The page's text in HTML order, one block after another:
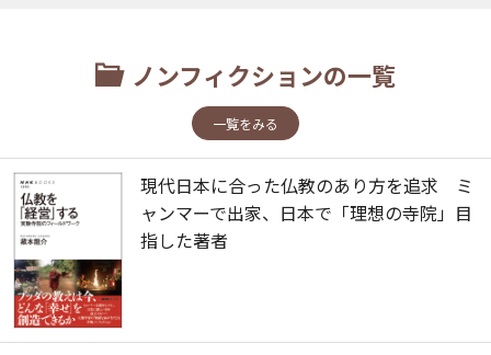
ノンフィクションの一覧
一覧をみる
現代日本に合った仏教のあり方を追求 ミ
ャンマーで出家、日本で「理想の寺院」目
指した著者